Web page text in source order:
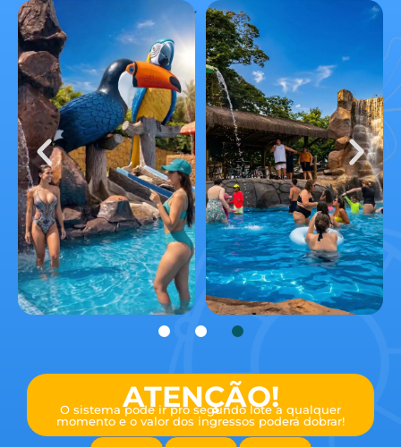
ATENÇÃO!
O sistema pode ir pro segundo lote a qualquer
momento e o valor dos ingressos poderá dobrar!